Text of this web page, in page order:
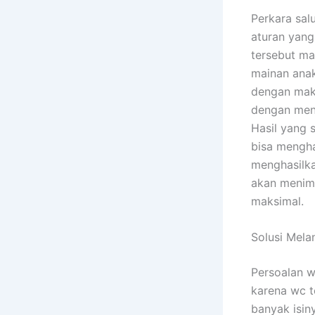
Perkara
aturan
tersebut
mainan
dengan
dengan
Hasil yang
bisa
akan
maksimal.
Solusi
Persoalan
karena wc
banyak